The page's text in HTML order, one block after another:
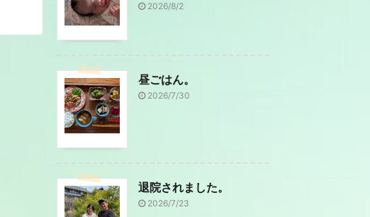
2026/8/2
昼ごはん。
2026/7/30
退院されました。
2026/7/23